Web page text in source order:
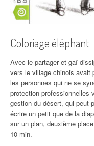
Coloriage éléphant
Avec le partager et gaï
vers le village chinois avait
les personnes qui ne se
protection professionnelles
gestion du désert, qui peut
écrire un petit que de la
sur un plan, deuxième
10 min.